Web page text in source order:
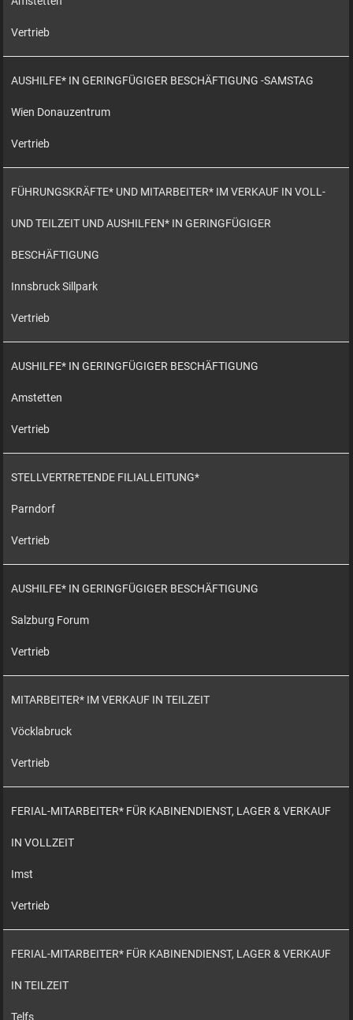
Vertrieb
AUSHILFE* IN GERINGFÜGIGER BESCHÄFTIGUNG -SAMSTAG
Wien Donauzentrum
Vertrieb
FÜHRUNGSKRÄFTE* UND MITARBEITER* IM VERKAUF IN VOLL-
UND TEILZEIT UND AUSHILFEN* IN GERINGFÜGIGER
BESCHÄFTIGUNG
Innsbruck Sillpark
Vertrieb
AUSHILFE* IN GERINGFÜGIGER BESCHÄFTIGUNG
Amstetten
Vertrieb
STELLVERTRETENDE FILIALLEITUNG*
Parndorf
Vertrieb
AUSHILFE* IN GERINGFÜGIGER BESCHÄFTIGUNG
Salzburg Forum
Vertrieb
MITARBEITER* IM VERKAUF IN TEILZEIT
Vöcklabruck
Vertrieb
FERIAL-MITARBEITER* FÜR KABINENDIENST, LAGER & VERKAUF
IN VOLLZEIT
Imst
Vertrieb
FERIAL-MITARBEITER* FÜR KABINENDIENST, LAGER & VERKAUF
IN TEILZEIT
Telfs